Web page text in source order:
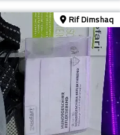
Rif Dimshaq